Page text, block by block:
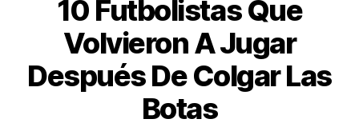
10 Futbolistas Que
Volvieron A Jugar
Después De Colgar Las
Botas